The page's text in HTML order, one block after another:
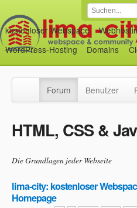
kostenloser Webspace
WordPress-Hosting
Domains
Forum Benutzer
HTML, CSS &
Die Grundlagen jeder Webseite
lima-city: kostenloser
Homepage